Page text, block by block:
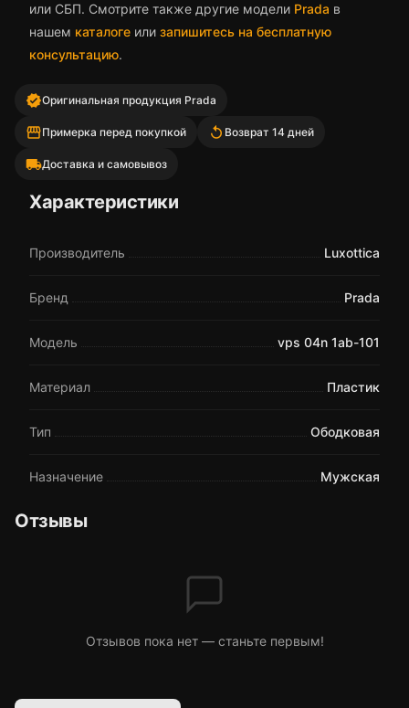
или СБП. Смотрите также другие модели Prada в
нашем каталоге или запишитесь на бесплатную
консультацию.
verifiedОригинальная продукция Prada
storefrontПримерка перед покупкой replay Возврат 14 дней
local_shippingДоставка и самовывоз
Характеристики
Производитель Luxottica
Бренд Prada
Модель vps 04n 1ab-101
Материал Пластик
Тип Ободковая
Назначение Мужская
Отзывы
Отзывов пока нет — станьте первым!